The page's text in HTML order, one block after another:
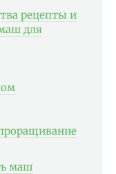
рецепты и
для
маш